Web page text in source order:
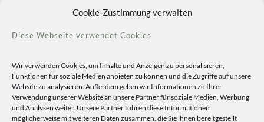
Cookie-Zustimmung verwalten
Diese Webseite verwendet Cookies
Wir verwenden Cookies, um Inhalte und Anzeigen zu personalisieren,
Funktionen für soziale Medien anbieten zu können und die Zugriffe auf unsere
Website zu analysieren. Außerdem geben wir Informationen zu Ihrer
Verwendung unserer Website an unsere Partner für soziale Medien, Werbung
und Analysen weiter. Unsere Partner führen diese Informationen
möglicherweise mit weiteren Daten zusammen, die Sie ihnen bereitgestellt